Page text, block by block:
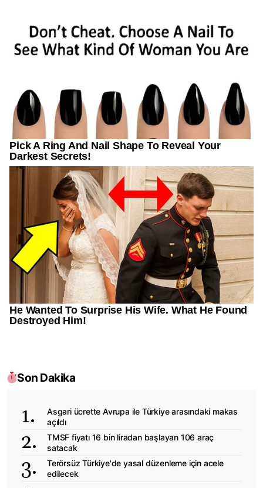
Son Dakika
Asgari ücrette Avrupa ile Türkiye arasındaki makas
açıldı
TMSF fiyatı 16 bin liradan başlayan 106 araç
satacak
Terörsüz Türkiye'de yasal düzenleme için acele
edilecek